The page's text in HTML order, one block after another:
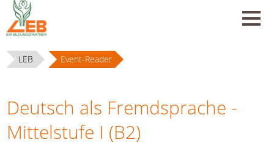
LEB Event-Reader
Deutsch als Fremdsprache -
Mittelstufe I (B2)